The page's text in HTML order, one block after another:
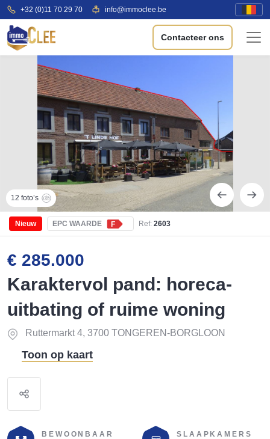
+32 (0)11 70 29 70 info@immoclee.be
Contacteer ons
12 foto’s
Nieuw EPC WAARDE F Ref: 2603
€ 285.000
Karaktervol pand: horeca-
uitbating of ruime woning
Ruttermarkt 4, 3700 TONGEREN-BORGLOON
Toon op kaart
BEWOONBAAR SLAAPKAMERS